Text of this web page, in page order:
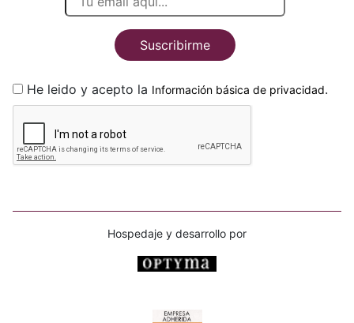
Suscribirme
He leido y acepto la Información básica de privacidad.
Hospedaje y desarrollo por